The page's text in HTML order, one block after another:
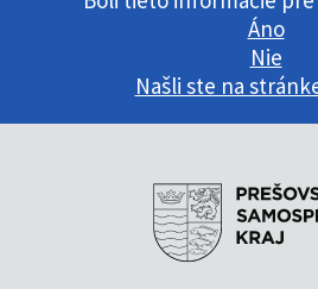
Áno
Nie
Našli ste na